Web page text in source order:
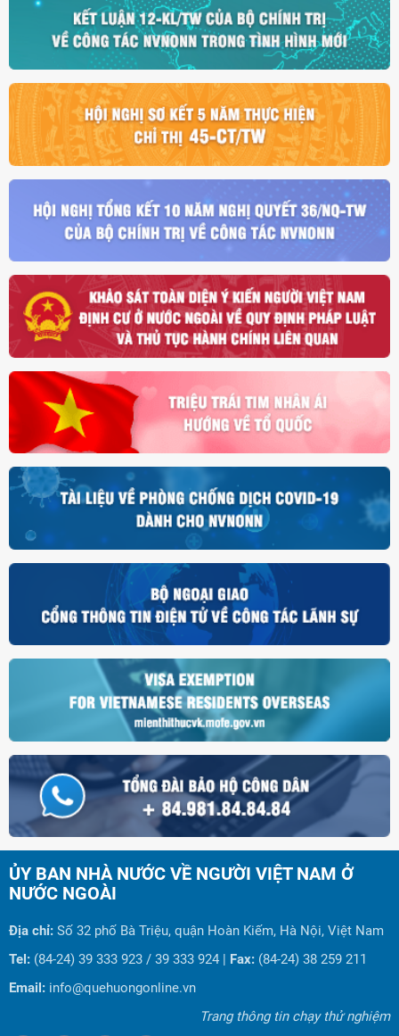
ỦY BAN NHÀ NƯỚC VỀ NGƯỜI VIỆT NAM Ở
NƯỚC NGOÀI
Địa chỉ: Số 32 phố Bà Triệu, quận Hoàn Kiếm, Hà Nội, Việt Nam
Tel: (84-24) 39 333 923 / 39 333 924 | Fax: (84-24) 38 259 211
Email: info@quehuongonline.vn
Trang thông tin chạy thử nghiệm